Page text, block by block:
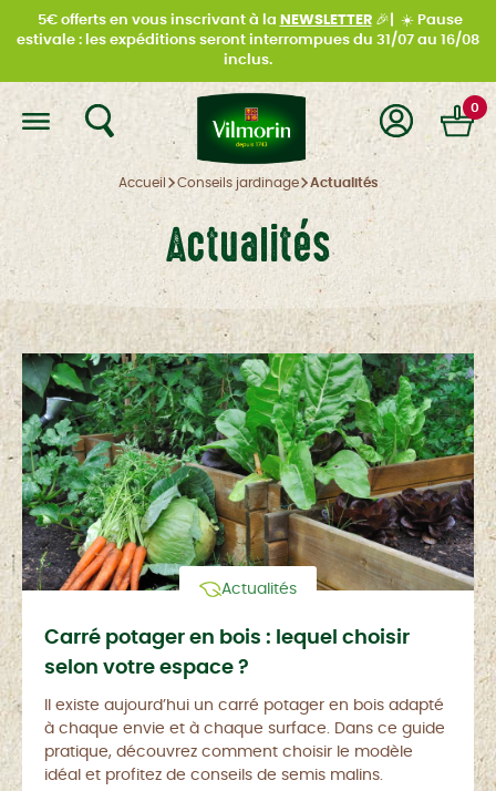
5€ offerts en vous inscrivant à la NEWSLETTER🎉| ☀️ Pause
estivale : les expéditions seront interrompues du 31/07 au 16/08
inclus.
0
Accueil Conseils jardinage Actualités
Actualités
Actualités
Carré potager en bois : lequel choisir
selon votre espace ?
Il existe aujourd’hui un carré potager en bois adapté
à chaque envie et à chaque surface. Dans ce guide
pratique, découvrez comment choisir le modèle
idéal et profitez de conseils de semis malins.